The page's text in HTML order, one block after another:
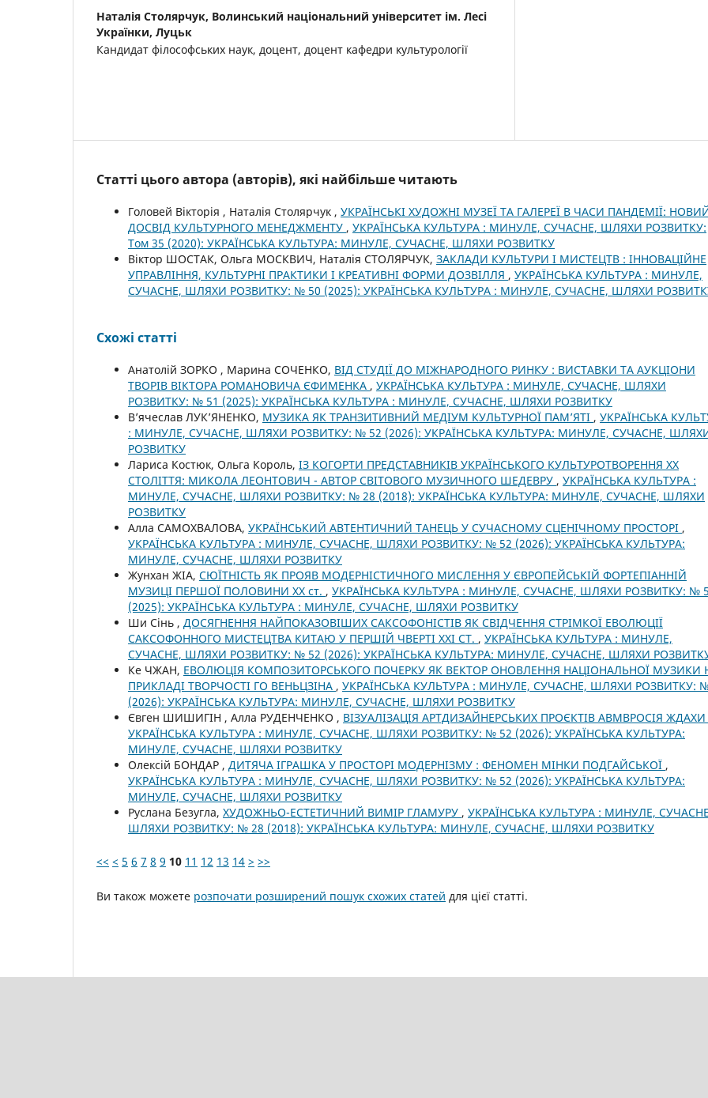
Наталія Столярчук, Волинський національний університет ім. Лесі
Українки, Луцьк
Кандидат філософських наук, доцент, доцент кафедри культурології
Статті цього автора (авторів), які найбільше читають
Головей Вікторія , Наталія Столярчук , УКРАЇНСЬКІ ХУДОЖНІ МУЗЕЇ ТА ГАЛЕРЕЇ В ЧАСИ ПАНДЕМІЇ:
ДОСВІД КУЛЬТУРНОГО МЕНЕДЖМЕНТУ , УКРАЇНСЬКА КУЛЬТУРА : МИНУЛЕ, СУЧАСНЕ, ШЛЯХИ РОЗВИТКУ:
Том 35 (2020): УКРАЇНСЬКА КУЛЬТУРА: МИНУЛЕ, СУЧАСНЕ, ШЛЯХИ РОЗВИТКУ
Віктор ШОСТАК, Ольга МОСКВИЧ, Наталія СТОЛЯРЧУК, ЗАКЛАДИ КУЛЬТУРИ І МИСТЕЦТВ : ІННОВАЦІЙНЕ
УПРАВЛІННЯ, КУЛЬТУРНІ ПРАКТИКИ І КРЕАТИВНІ ФОРМИ ДОЗВІЛЛЯ , УКРАЇНСЬКА КУЛЬТУРА : МИНУЛЕ,
СУЧАСНЕ, ШЛЯХИ РОЗВИТКУ: № 50 (2025): УКРАЇНСЬКА КУЛЬТУРА : МИНУЛЕ, СУЧАСНЕ, ШЛЯХИ
Схожі статті
Анатолій ЗОРКО , Марина СОЧЕНКО, ВІД СТУДІЇ ДО МІЖНАРОДНОГО РИНКУ : ВИСТАВКИ ТА АУКЦІОНИ
ТВОРІВ ВІКТОРА РОМАНОВИЧА ЄФИМЕНКА , УКРАЇНСЬКА КУЛЬТУРА : МИНУЛЕ, СУЧАСНЕ, ШЛЯХИ
РОЗВИТКУ: № 51 (2025): УКРАЇНСЬКА КУЛЬТУРА : МИНУЛЕ, СУЧАСНЕ, ШЛЯХИ РОЗВИТКУ
В’ячеслав ЛУК’ЯНЕНКО, МУЗИКА ЯК ТРАНЗИТИВНИЙ МЕДІУМ КУЛЬТУРНОЇ ПАМ’ЯТІ , УКРАЇНСЬКА
: МИНУЛЕ, СУЧАСНЕ, ШЛЯХИ РОЗВИТКУ: № 52 (2026): УКРАЇНСЬКА КУЛЬТУРА: МИНУЛЕ, СУЧАСНЕ,
РОЗВИТКУ
Лариса Костюк, Ольга Король, ІЗ КОГОРТИ ПРЕДСТАВНИКІВ УКРАЇНСЬКОГО КУЛЬТУРОТВОРЕННЯ ХХ
СТОЛІТТЯ: МИКОЛА ЛЕОНТОВИЧ - АВТОР СВІТОВОГО МУЗИЧНОГО ШЕДЕВРУ , УКРАЇНСЬКА КУЛЬТУРА :
МИНУЛЕ, СУЧАСНЕ, ШЛЯХИ РОЗВИТКУ: № 28 (2018): УКРАЇНСЬКА КУЛЬТУРА: МИНУЛЕ, СУЧАСНЕ, ШЛЯХИ
РОЗВИТКУ
Алла САМОХВАЛОВА, УКРАЇНСЬКИЙ АВТЕНТИЧНИЙ ТАНЕЦЬ У СУЧАСНОМУ СЦЕНІЧНОМУ ПРОСТОРІ ,
УКРАЇНСЬКА КУЛЬТУРА : МИНУЛЕ, СУЧАСНЕ, ШЛЯХИ РОЗВИТКУ: № 52 (2026): УКРАЇНСЬКА КУЛЬТУРА:
МИНУЛЕ, СУЧАСНЕ, ШЛЯХИ РОЗВИТКУ
Жунхан ЖІА, СЮЇТНІСТЬ ЯК ПРОЯВ МОДЕРНІСТИЧНОГО МИСЛЕННЯ У ЄВРОПЕЙСЬКІЙ ФОРТЕПІАННІЙ
МУЗИЦІ ПЕРШОЇ ПОЛОВИНИ ХХ ст. , УКРАЇНСЬКА КУЛЬТУРА : МИНУЛЕ, СУЧАСНЕ, ШЛЯХИ РОЗВИТКУ: №
(2025): УКРАЇНСЬКА КУЛЬТУРА : МИНУЛЕ, СУЧАСНЕ, ШЛЯХИ РОЗВИТКУ
Ши Сінь , ДОСЯГНЕННЯ НАЙПОКАЗОВІШИХ САКСОФОНІСТІВ ЯК СВІДЧЕННЯ СТРІМКОЇ ЕВОЛЮЦІЇ
САКСОФОННОГО МИСТЕЦТВА КИТАЮ У ПЕРШІЙ ЧВЕРТІ ХХІ СТ. , УКРАЇНСЬКА КУЛЬТУРА : МИНУЛЕ,
СУЧАСНЕ, ШЛЯХИ РОЗВИТКУ: № 52 (2026): УКРАЇНСЬКА КУЛЬТУРА: МИНУЛЕ, СУЧАСНЕ, ШЛЯХИ
Ке ЧЖАН, ЕВОЛЮЦІЯ КОМПОЗИТОРСЬКОГО ПОЧЕРКУ ЯК ВЕКТОР ОНОВЛЕННЯ НАЦІОНАЛЬНОЇ МУЗИКИ
ПРИКЛАДІ ТВОРЧОСТІ ГО ВЕНЬЦЗІНА , УКРАЇНСЬКА КУЛЬТУРА : МИНУЛЕ, СУЧАСНЕ, ШЛЯХИ РОЗВИТКУ:
(2026): УКРАЇНСЬКА КУЛЬТУРА: МИНУЛЕ, СУЧАСНЕ, ШЛЯХИ РОЗВИТКУ
Євген ШИШИГІН , Алла РУДЕНЧЕНКО , ВІЗУАЛІЗАЦІЯ АРТДИЗАЙНЕРСЬКИХ ПРОЄКТІВ АВМВРОСІЯ ЖДАХИ
УКРАЇНСЬКА КУЛЬТУРА : МИНУЛЕ, СУЧАСНЕ, ШЛЯХИ РОЗВИТКУ: № 52 (2026): УКРАЇНСЬКА КУЛЬТУРА:
МИНУЛЕ, СУЧАСНЕ, ШЛЯХИ РОЗВИТКУ
Олексій БОНДАР , ДИТЯЧА ІГРАШКА У ПРОСТОРІ МОДЕРНІЗМУ : ФЕНОМЕН МІНКИ ПОДГАЙСЬКОЇ ,
УКРАЇНСЬКА КУЛЬТУРА : МИНУЛЕ, СУЧАСНЕ, ШЛЯХИ РОЗВИТКУ: № 52 (2026): УКРАЇНСЬКА КУЛЬТУРА:
МИНУЛЕ, СУЧАСНЕ, ШЛЯХИ РОЗВИТКУ
Руслана Безугла, ХУДОЖНЬО-ЕСТЕТИЧНИЙ ВИМІР ГЛАМУРУ , УКРАЇНСЬКА КУЛЬТУРА : МИНУЛЕ,
ШЛЯХИ РОЗВИТКУ: № 28 (2018): УКРАЇНСЬКА КУЛЬТУРА: МИНУЛЕ, СУЧАСНЕ, ШЛЯХИ РОЗВИТКУ
<< < 5 6 7 8 9 10 11 12 13 14 > >>
Ви також можете розпочати розширений пошук схожих статей для цієї статті.